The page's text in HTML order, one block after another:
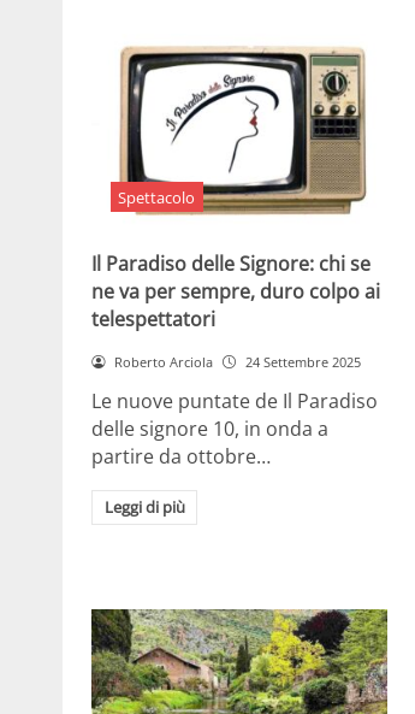
Spettacolo
Il Paradiso delle Signore: chi se
ne va per sempre, duro colpo ai
telespettatori
Roberto Arciola 24 Settembre 2025
Le nuove puntate de Il Paradiso
delle signore 10, in onda a
partire da ottobre…
Leggi di più